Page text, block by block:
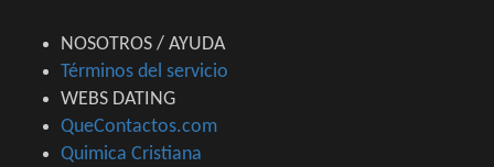
NOSOTROS / AYUDA
Términos del servicio
WEBS DATING
QueContactos.com
Quimica Cristiana